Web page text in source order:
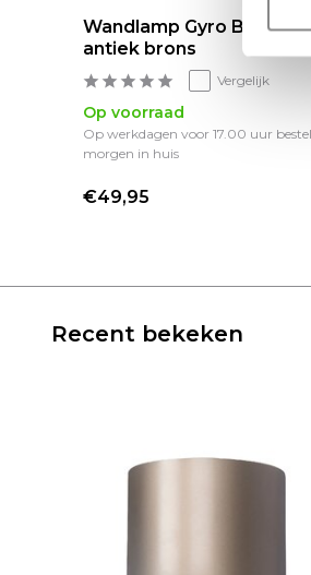
Wandlamp Gyro B 13 cm
antiek brons
Vergelijk
Op voorraad
Op werkdagen voor 17.00 uur
morgen in huis
€49,95
Recent bekeken